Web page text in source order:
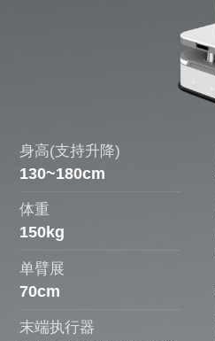
身高(支持升降)
130~180cm
体重
150kg
单臂展
70cm
末端执行器